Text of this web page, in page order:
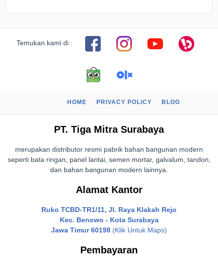
Temukan kami di :
HOME PRIVACY POLICY BLOG
PT. Tiga Mitra Surabaya
merupakan distributor resmi pabrik bahan bangunan modern
seperti bata ringan, panel lantai, semen mortar, galvalum, tandon,
dan bahan bangunan modern lainnya.
Alamat Kantor
Ruko TCBD-TR1/11, Jl. Raya Klakah Rejo
Kec. Benowo - Kota Surabaya
Jawa Timur 60198 (Klik Untuk Maps)
Pembayaran